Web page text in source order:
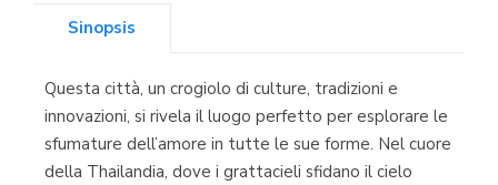
Librería Proteo
Sinopsis
Questa città, un crogiolo di culture, tradizioni e
innovazioni, si rivela il luogo perfetto per esplorare le
sfumature dell’amore in tutte le sue forme. Nel cuore
della Thailandia, dove i grattacieli sfidano il cielo